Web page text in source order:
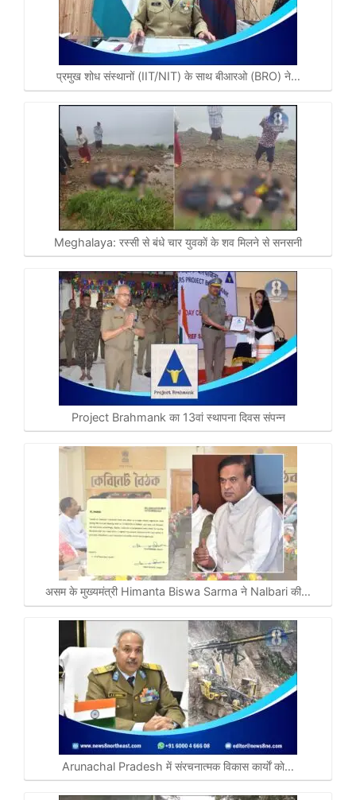
प्रमुख शोध संस्थानों (IIT/NIT) के साथ बीआरओ (BRO) ने…
Meghalaya: रस्सी से बंधे चार युवकाें के शव मिलने से सनसनी
Project Brahmank का 13वां स्थापना दिवस संपन्न
असम के मुख्यमंत्री Himanta Biswa Sarma ने Nalbari की…
Arunachal Pradesh में संरचनात्मक विकास कार्याें काे…